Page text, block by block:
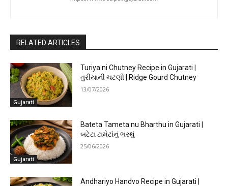
RELATED ARTICLES
Gujarati
Turiya ni Chutney Recipe in Gujarati |
તુરીયાની ચટણી | Ridge Gourd Chutney
13/07/2026
Gujarati
Bateta Tameta nu Bharthu in Gujarati |
બટેટા ટામેટાંનું ભરથું
25/06/2026
Andhariyo Handvo Recipe in Gujarati |